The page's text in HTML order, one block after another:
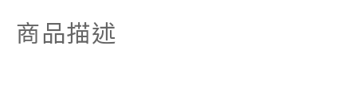
商品描述